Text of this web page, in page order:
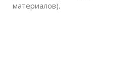
материалов).